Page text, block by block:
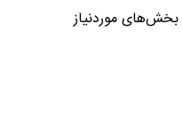
بخش‌های موردنیاز